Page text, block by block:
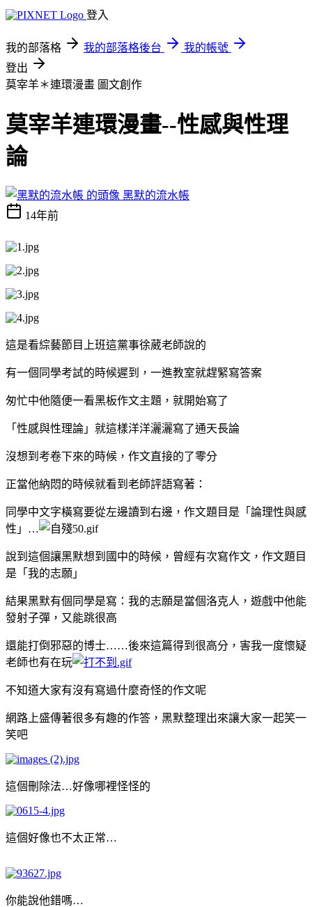
登入
我的部落格 我的部落格後台
我的帳號
登出
莫宰羊＊連環漫畫 圖文創作
莫宰羊連環漫畫--性感與性理
論
黑默的流水帳
14年前
這是看綜藝節目上班這黨事徐葳老師說的
有一個同學考試的時候遲到，一進教室就趕緊寫答案
匆忙中他隨便一看黑板作文主題，就開始寫了
「性感與性理論」就這樣洋洋灑灑寫了通天長論
沒想到考卷下來的時候，作文直接的了零分
正當他納悶的時候就看到老師評語寫著：
同學中文字橫寫要從左邊讀到右邊，作文題目是「論理性與感
性」…
說到這個讓黑默想到國中的時候，曾經有次寫作文，作文題目
是「我的志願」
結果黑默有個同學是寫：我的志願是當個洛克人，遊戲中他能
發射子彈，又能跳很高
還能打倒邪惡的博士……後來這篇得到很高分，害我一度懷疑
老師也有在玩
不知道大家有沒有寫過什麼奇怪的作文呢
網路上盛傳著很多有趣的作答，黑默整理出來讓大家一起笑一
笑吧
這個刪除法…好像哪裡怪怪的
這個好像也不太正常…
你能說他錯嗎…